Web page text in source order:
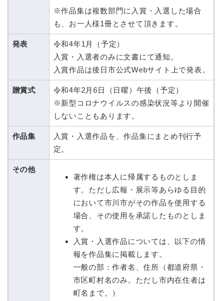
※作品集は複数部門に入賞・入選した場合
も、お一人様1冊とさせて頂きます。
発表
令和4年1月（予定）
入賞・入選者のみに文書にて通知。
入賞作品は後日市公式Webサイト上で発表。
贈賞式
令和4年2月6日（日曜）午後（予定）
※新型コロナウイルスの感染状況等より開催
しないこともあります。
作品集
入賞・入選作品を、作品集にまとめ刊行予
定。
その他
著作権は本人に帰属するものとしま
す。ただし広報・展示等あらゆる目的
において市川市がその作品を使用する
場合、その使用を承諾したものとしま
す。
入賞・入選作品については、以下の情
報を作品集に掲載します。
一般の部：作者名、住所（都道府県・
市区町村名のみ。ただし市内在住者は
町名まで。）